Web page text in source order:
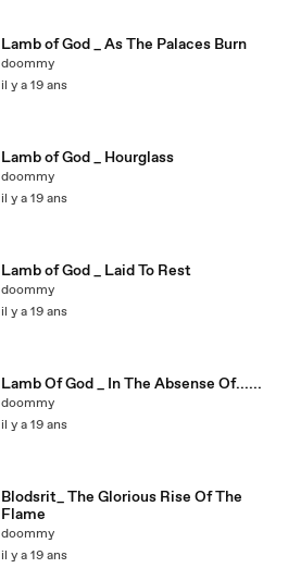
Lamb of God _ As The Palaces Burn
doommy
il y a 19 ans
Lamb of God _ Hourglass
doommy
il y a 19 ans
Lamb of God _ Laid To Rest
doommy
il y a 19 ans
Lamb Of God _ In The Absense Of......
doommy
il y a 19 ans
Blodsrit_ The Glorious Rise Of The
Flame
doommy
il y a 19 ans